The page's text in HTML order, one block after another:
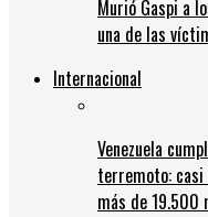
Murió Gaspi a
una de las
Internacional
Venezuela
terremoto:
más de 19.500